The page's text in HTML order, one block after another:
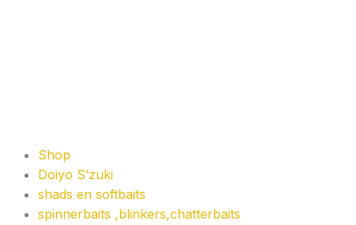
Shop
Doiyo S’zuki
shads en softbaits
spinnerbaits ,blinkers,chatterbaits